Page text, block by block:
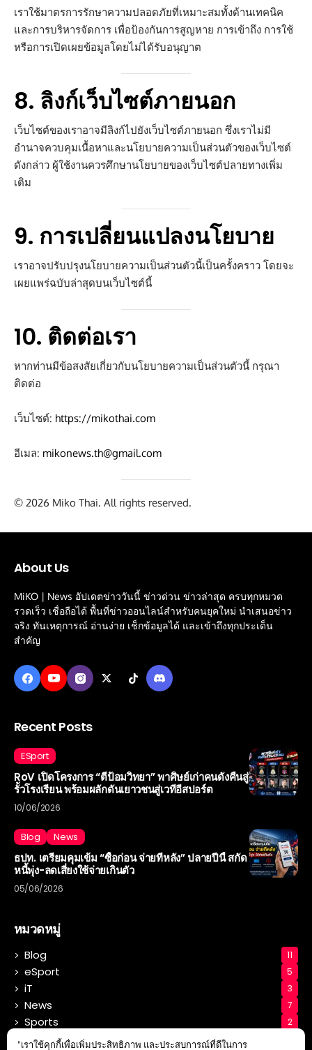
เราใช้มาตรการรักษาความปลอดภัยที่เหมาะสมทั้งด้านเทคนิค
และการบริหารจัดการ เพื่อป้องกันการสูญหาย การเข้าถึง การใช้
หรือการเปิดเผยข้อมูลโดยไม่ได้รับอนุญาต
8. ลิงก์เว็บไซต์ภายนอก
เว็บไซต์ของเราอาจมีลิงก์ไปยังเว็บไซต์ภายนอก ซึ่งเราไม่มี
อำนาจควบคุมเนื้อหาและนโยบายความเป็นส่วนตัวของเว็บไซต์
ดังกล่าว ผู้ใช้งานควรศึกษานโยบายของเว็บไซต์ปลายทางเพิ่ม
เติม
9. การเปลี่ยนแปลงนโยบาย
เราอาจปรับปรุงนโยบายความเป็นส่วนตัวนี้เป็นครั้งคราว โดยจะ
เผยแพร่ฉบับล่าสุดบนเว็บไซต์นี้
10. ติดต่อเรา
หากท่านมีข้อสงสัยเกี่ยวกับนโยบายความเป็นส่วนตัวนี้ กรุณา
ติดต่อ
เว็บไซต์: https://mikothai.com
อีเมล: mikonews.th@gmail.com
© 2026 Miko Thai. All rights reserved.
About Us
MiKO | News อัปเดตข่าววันนี้ ข่าวด่วน ข่าวล่าสุด ครบทุกหมวด
รวดเร็ว เชื่อถือได้ พื้นที่ข่าวออนไลน์สำหรับคนยุคใหม่ นำเสนอข่าว
จริง ทันเหตุการณ์ อ่านง่าย เช็กข้อมูลได้ และเข้าถึงทุกประเด็น
สำคัญ
Recent Posts
ESport
RoV เปิดโครงการ “ตีป้อมวิทยา” พาศิษย์เก่าคนดังคืนสู่
รั้วโรงเรียน พร้อมผลักดันเยาวชนสู่เวทีอีสปอร์ต
10/06/2026
Blog News
ธปท. เตรียมคุมเข้ม “ซื้อก่อน จ่ายทีหลัง” ปลายปีนี้ สกัด
หนี้พุ่ง-ลดเสี่ยงใช้จ่ายเกินตัว
05/06/2026
หมวดหมู่
Blog 11
eSport 5
iT 3
News 7
Sports 2
Tech
"เราใช้คุกกี้เพื่อเพิ่มประสิทธิภาพ และประสบการณ์ที่ดีในการ